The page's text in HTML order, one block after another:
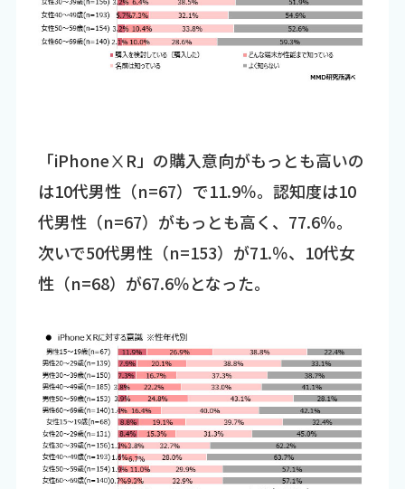
「iPhoneⅩR」の購入意向がもっとも高いの
は10代男性（n=67）で11.9％。認知度は10
代男性（n=67）がもっとも高く、77.6％。
次いで50代男性（n=153）が71.％、10代女
性（n=68）が67.6％となった。